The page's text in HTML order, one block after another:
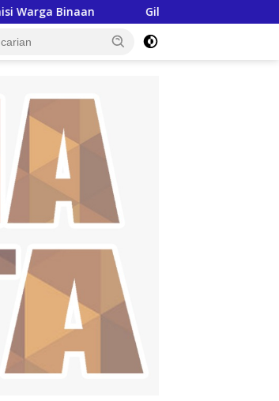
Giliran Siswa-siswi SMAN Pringsewu Diberikan